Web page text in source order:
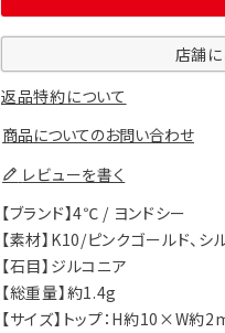
店舗
返品特約について
商品についてのお問い合わせ
レビューを書く
【ブランド】4℃ / ヨンドシー
【素材】K10/ピンクゴールド、シ
【石目】ジルコニア
【総重量】約1.4g
【サイズ】トップ：H約10×W約